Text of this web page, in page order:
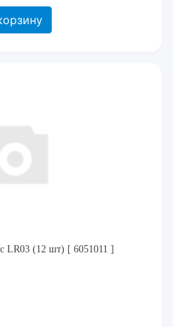
LR03 (12 шт) [ 6051011 ]